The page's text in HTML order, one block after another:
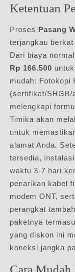
Ketentuan
Proses Pasang
terjangkau
Dari biaya
Rp 166.500
mudah: Fotokopi
(sertifikat/SHGB/
melengkapi
Timika akan
untuk
alamat Anda.
tersedia,
waktu 3-7 hari
penarikan kabel
modem ONT,
perangkat
paketnya
yang diskon ini
koneksi jangka
Cara